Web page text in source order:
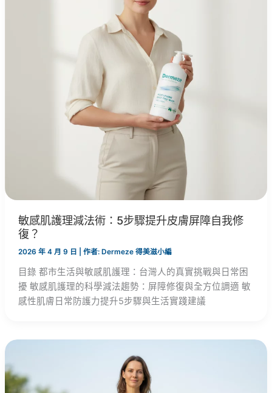
敏感肌護理減法術：5步驟提升皮膚屏障自我修
復？
2026 年 4 月 9 日 | 作者: Dermeze 得美滋小編
目錄 都市生活與敏感肌護理：台灣人的真實挑戰與日常困
擾 敏感肌護理的科學減法趨勢：屏障修復與全方位調適 敏
感性肌膚日常防護力提升5步驟與生活實踐建議